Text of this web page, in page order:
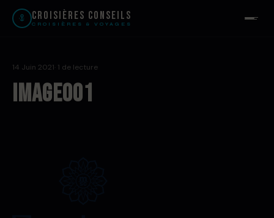
Croisières Conseils
CROISIÈRES & VOYAGES
14 Juin 2021 · 1 de lecture
image001